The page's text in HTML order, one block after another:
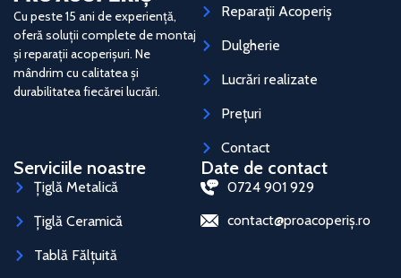
Cu peste 15 ani de experiență,
oferă soluții complete de montaj
și reparații acoperișuri. Ne
mândrim cu calitatea și
durabilitatea fiecărei lucrări.
Reparații Acoperiș
Dulgherie
Lucrări realizate
Prețuri
Contact
Serviciile noastre
Țiglă Metalică
Țiglă Ceramică
Tablă Fălțuită
Date de contact
0724 901 929
contact@proacoperiș.ro